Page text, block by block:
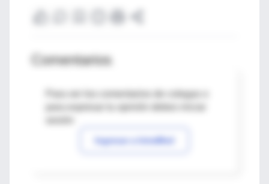
Comentarios
Para ver los comentarios de colegas o
Ingresar a IntraMed